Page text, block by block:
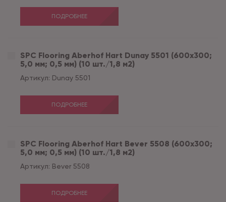
ПОДРОБНЕЕ
SPC Flooring Aberhof Hart Dunay 5501 (600х300;
5,0 мм; 0,5 мм) (10 шт./1,8 м2)
Артикул: Dunay 5501
ПОДРОБНЕЕ
SPC Flooring Aberhof Hart Bever 5508 (600х300;
5,0 мм; 0,5 мм) (10 шт./1,8 м2)
Артикул: Bever 5508
ПОДРОБНЕЕ